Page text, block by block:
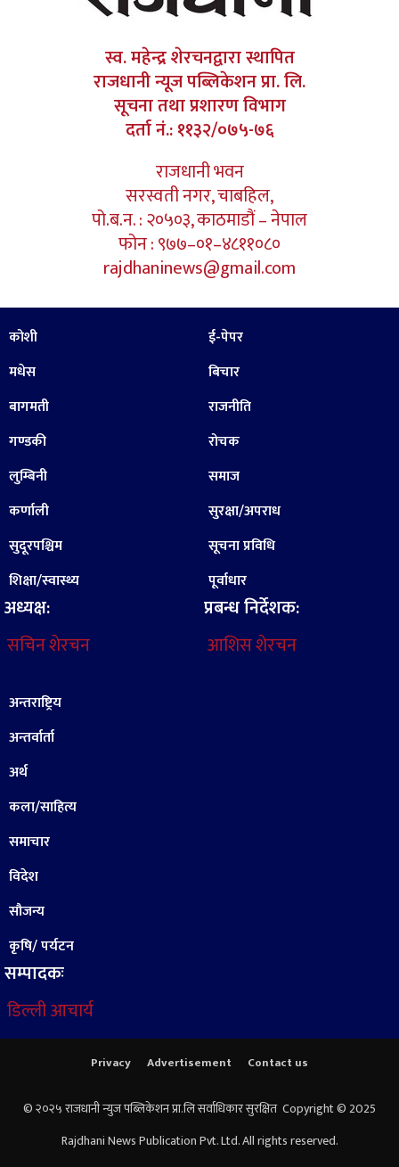
स्व. महेन्द्र शेरचनद्वारा स्थापित
राजधानी न्यूज पब्लिकेशन प्रा. लि.
सूचना तथा प्रशारण विभाग
दर्ता नं.: ११३२/०७५-७६
राजधानी भवन
सरस्वती नगर, चाबहिल,
पो.ब.न. : २०५०३, काठमाडौं – नेपाल
फोन : ९७७–०१–४८११०८०
rajdhaninews@gmail.com
कोशी
मधेस
बागमती
गण्डकी
लुम्बिनी
कर्णाली
सुदूरपश्चिम
शिक्षा/स्वास्थ्य
अध्यक्ष:
सचिन शेरचन
ई-पेपर
बिचार
राजनीति
रोचक
समाज
सुरक्षा/अपराध
सूचना प्रविधि
पूर्वाधार
प्रबन्ध निर्देशक:
आशिस शेरचन
अन्तराष्ट्रिय
अन्तर्वार्ता
अर्थ
कला/साहित्य
समाचार
विदेश
सौजन्य
कृषि/ पर्यटन
सम्पादकः
डिल्ली आचार्य
Privacy Advertisement Contact us
© २०२५ राजधानी न्युज पब्लिकेशन प्रा.लि सर्वाधिकार सुरक्षित Copyright © 2025
Rajdhani News Publication Pvt. Ltd. All rights reserved.